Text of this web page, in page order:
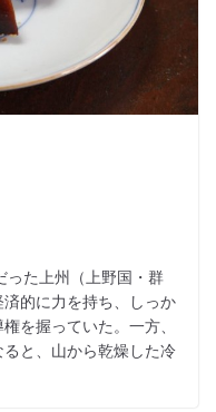
った上州（上野国・群
的に力を持ち、しっか
を握っていた。一方、
と、山から乾燥した冷